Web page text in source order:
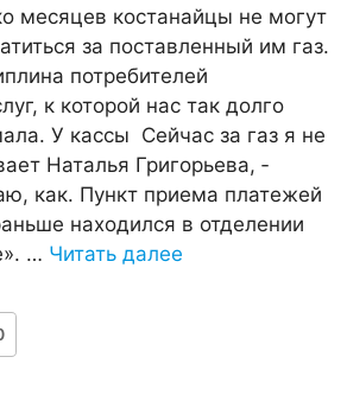
месяцев костанайцы не могут
за поставленный им газ.
потребителей
к которой нас так долго
У кассы ­ Сейчас за газ я не
Наталья Григорьева,
как. Пункт приема платежей
находился в отделении
… Читать далее